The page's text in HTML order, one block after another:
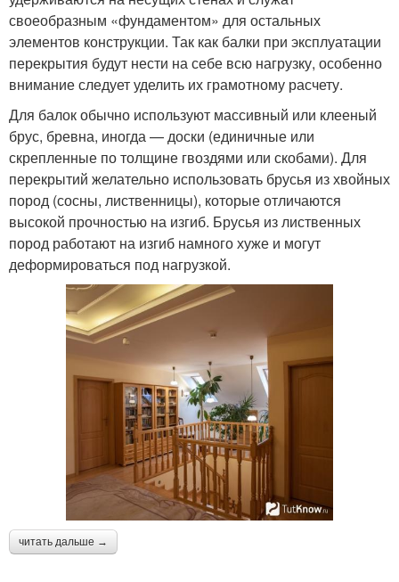
своеобразным «фундаментом» для остальных
элементов конструкции. Так как балки при эксплуатации
перекрытия будут нести на себе всю нагрузку, особенно
внимание следует уделить их грамотному расчету.
Для балок обычно используют массивный или клееный
брус, бревна, иногда — доски (единичные или
скрепленные по толщине гвоздями или скобами). Для
перекрытий желательно использовать брусья из хвойных
пород (сосны, лиственницы), которые отличаются
высокой прочностью на изгиб. Брусья из лиственных
пород работают на изгиб намного хуже и могут
деформироваться под нагрузкой.
читать дальше →